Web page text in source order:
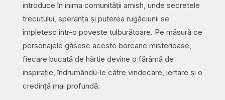
introduce în inima comunității amish, unde secretele
trecutului, speranța și puterea rugăciunii se
împletesc într-o poveste tulburătoare. Pe măsură ce
personajele găsesc aceste borcane misterioase,
fiecare bucată de hârtie devine o fărâmă de
inspirație, îndrumându-le către vindecare, iertare și o
credință mai profundă.